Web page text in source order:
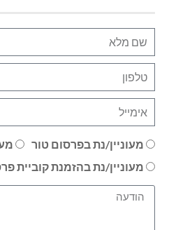
מעוניין/נת בפרסום טור
מעוניין/נת בהזמנת קוביית